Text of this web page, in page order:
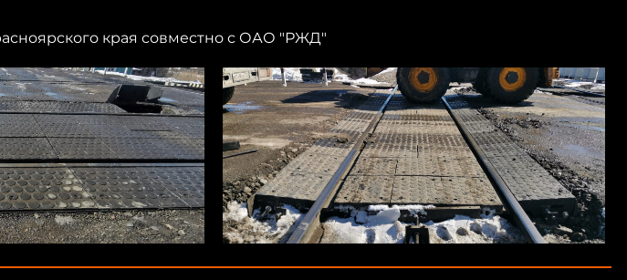
края совместно с ОАО "РЖД"